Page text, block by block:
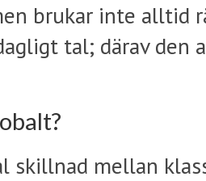
brukar inte alltid
tal; därav den
skillnad mellan